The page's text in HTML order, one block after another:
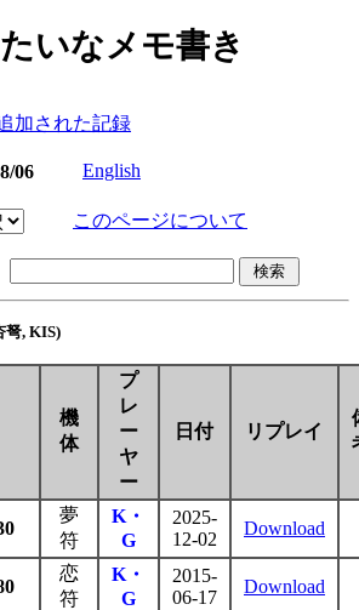
いなメモ書き
加された記録
06 English
このページについて
弩, KIS)
機
体
プ
レ
ー
ヤ
ー
日付 リプレイ
夢
符
K・
G
2025-
12-02
Download
恋
符
K・
G
2015-
06-17
Download